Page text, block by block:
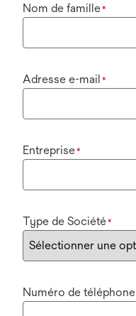
Nom de famille*
Adresse e-mail *
Entreprise*
Type de Société*
Numéro de téléphone